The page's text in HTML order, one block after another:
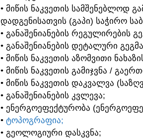
• ᲛᲘᲬᲘᲡ ᲜᲐᲙᲕᲔᲗᲘᲡ ᲡᲐᲛᲨᲔᲜᲔᲑᲚᲝᲓ
ᲓᲐᲓᲒᲔᲜᲘᲡᲐᲗᲕᲘᲡ (ᲒᲐᲞᲘ) ᲡᲐᲭᲘᲠᲝ
• ᲒᲐᲜᲐᲨᲔᲜᲘᲐᲜᲔᲑᲘᲡ ᲠᲔᲒᲣᲚᲘᲠᲔᲑᲘᲡ
• ᲒᲐᲜᲐᲨᲔᲜᲘᲐᲜᲔᲑᲘᲡ ᲓᲔᲢᲐᲚᲣᲠᲘ
• ᲛᲘᲬᲘᲡ ᲜᲐᲙᲕᲔᲗᲘᲡ ᲐᲖᲝᲛᲕᲘᲗᲘ
• ᲛᲘᲬᲘᲡ ᲜᲐᲙᲕᲔᲗᲘᲡ ᲒᲐᲛᲘᲯᲕᲜᲐ /
• ᲛᲘᲬᲘᲡ ᲜᲐᲙᲕᲔᲗᲘᲡ ᲓᲐᲙᲕᲐᲚᲕᲐ
• ᲒᲐᲜᲐᲨᲔᲜᲘᲐᲜᲔᲑᲘᲡ ᲙᲕᲚᲔᲕᲐ;
• ᲔᲜᲔᲠᲒᲝᲔᲤᲔᲥᲢᲣᲠᲝᲑᲐ
• ᲢᲝᲞᲝᲒᲠᲐᲤᲘᲐ;
• ᲒᲔᲝᲚᲝᲒᲘᲣᲠᲘ ᲓᲐᲡᲙᲕᲜᲐ;